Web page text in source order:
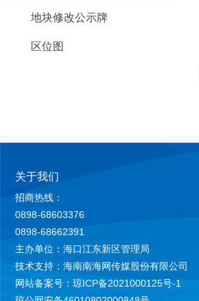
地块修改公示牌
区位图
关于我们
招商热线：
0898-68603376
0898-68662391
主办单位：海口江东新区管理局
技术支持：海南南海网传媒股份有限公司
网站备案号：琼ICP备2021000125号-1